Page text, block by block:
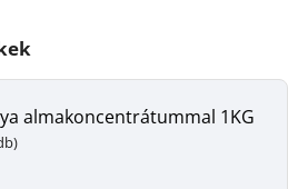
almakoncentrátummal 1KG